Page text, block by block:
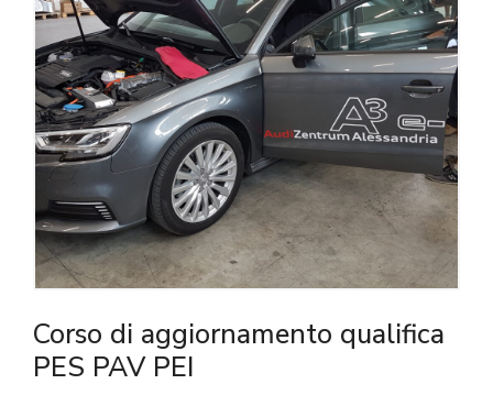
Corso di aggiornamento qualifica
PES PAV PEI